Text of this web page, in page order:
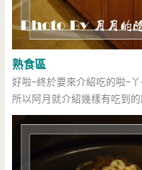
熟食區
好啦~終於要來介紹吃的啦~
所以阿月就介紹幾樣有吃到